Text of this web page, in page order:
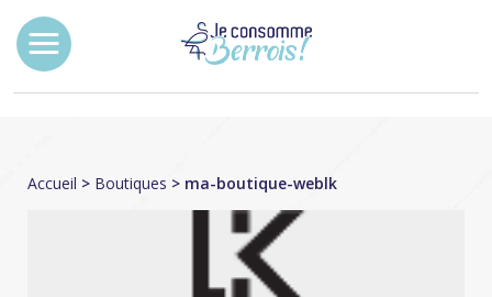
Accueil > Boutiques > ma-boutique-weblk